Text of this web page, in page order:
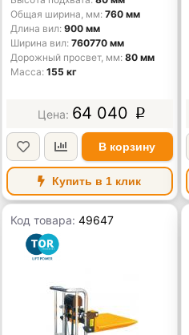
Общая ширина, мм 760 мм
Длина вил 900 мм
Ширина вил 760770 мм
Дорожный просвет, мм 80 мм
Масса 155 кг
64 040 p
В корзину
Купить в 1 клик
Код товара:49647